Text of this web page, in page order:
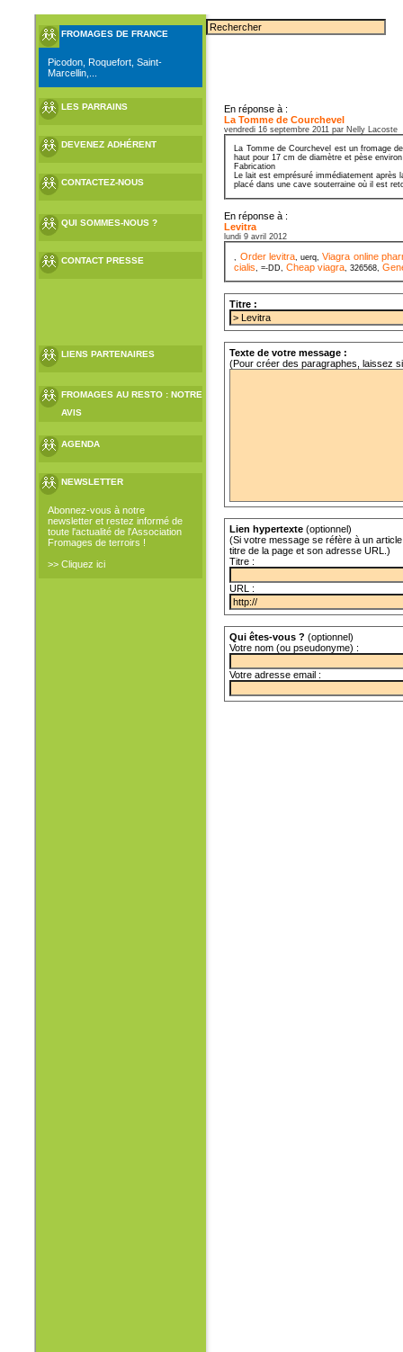
FROMAGES DE FRANCE
Picodon, Roquefort, Saint-
Marcellin,...
LES PARRAINS
DEVENEZ ADHÉRENT
CONTACTEZ-NOUS
QUI SOMMES-NOUS ?
CONTACT PRESSE
LIENS PARTENAIRES
FROMAGES AU RESTO : NOTRE
AVIS
AGENDA
NEWSLETTER
Abonnez-vous à notre
newsletter et restez informé de
toute l'actualité de l'Association
Fromages de terroirs !
>> Cliquez ici
En réponse à :
La Tomme de Courchevel
vendredi 16 septembre 2011 par Nelly Lacoste
La Tomme de Courchevel est un fromage
haut pour 17 cm de diamètre et pèse
Fabrication
Le lait est emprésuré immédiatement
placé dans une cave souterraine où il est
En réponse à :
Levitra
lundi 9 avril 2012
, Order levitra, uerq,Viagra online
cialis, =-DD,Cheap viagra, 326568,
Titre :
Texte de votre message :
(Pour créer des paragraphes, laissez
Lien hypertexte (optionnel)
(Si votre message se réfère à un
titre de la page et son adresse URL.)
Titre :
URL :
Qui êtes-vous ? (optionnel)
Votre nom (ou pseudonyme) :
Votre adresse email :